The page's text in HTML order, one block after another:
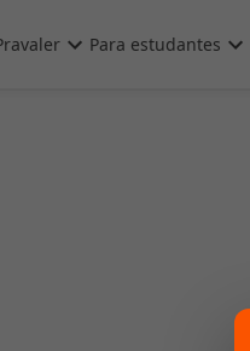
Para estudantes